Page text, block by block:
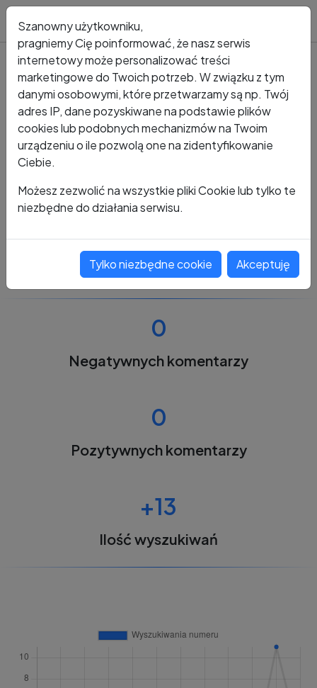
Kto dzwonił? Numer +48 732 353 919
+48 732 353 919
0
Negatywnych komentarzy
0
Pozytywnych komentarzy
+13
Ilość wyszukiwań
Szanowny użytkowniku,
pragniemy Cię poinformować, że nasz serwis
internetowy może personalizować treści
marketingowe do Twoich potrzeb. W związku z tym
danymi osobowymi, które przetwarzamy są np. Twój
adres IP, dane pozyskiwane na podstawie plików
cookies lub podobnych mechanizmów na Twoim
urządzeniu o ile pozwolą one na zidentyfikowanie
Ciebie.
Możesz zezwolić na wszystkie pliki Cookie lub tylko te
niezbędne do działania serwisu.
Tylko niezbędne cookie Akceptuję